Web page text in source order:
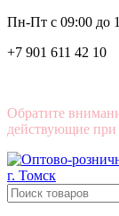
Пн-Пт с 09:00 до
+7 901 611 42 10
Обратите
действующие при